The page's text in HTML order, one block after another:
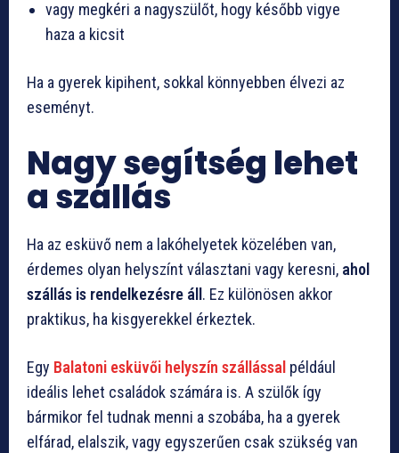
vagy megkéri a nagyszülőt, hogy később vigye
haza a kicsit
Ha a gyerek kipihent, sokkal könnyebben élvezi az
eseményt.
Nagy segítség lehet
a szállás
Ha az esküvő nem a lakóhelyetek közelében van,
érdemes olyan helyszínt választani vagy keresni, ahol
szállás is rendelkezésre áll . Ez különösen akkor
praktikus, ha kisgyerekkel érkeztek.
Egy Balatoni esküvői helyszín szállással például
ideális lehet családok számára is. A szülők így
bármikor fel tudnak menni a szobába, ha a gyerek
elfárad, elalszik, vagy egyszerűen csak szükség van